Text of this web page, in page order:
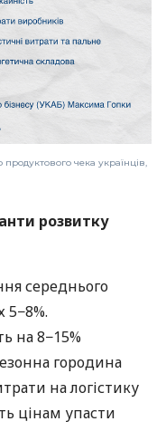
продуктового чека українців,
розвитку
середнього
5−8%.
на 8−15%
городина
на логістику
цінам упасти